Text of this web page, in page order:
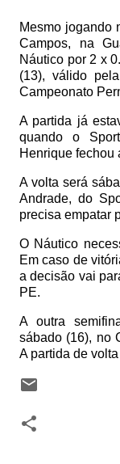
Mesmo jogando
Campos, na
Náutico por 2 x
(13), válido
Campeonato
A partida já
quando o
Henrique fechou
A volta será
Andrade, do
precisa empatar
O Náutico
Em caso de
a decisão vai
PE.
A outra
sábado (16), no
A partida de